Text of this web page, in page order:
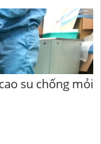
su chống mỏi